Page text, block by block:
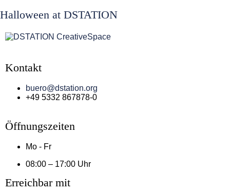
Halloween at DSTATION
Kontakt
buero@dstation.org
+49 5332 867878-0
Öffnungszeiten
Mo - Fr
08:00 – 17:00 Uhr
Erreichbar mit